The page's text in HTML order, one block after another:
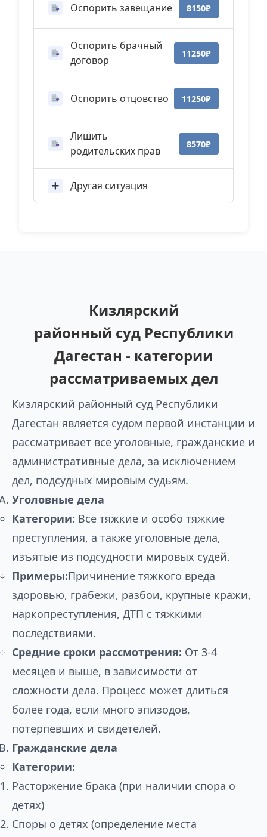
Оспорить завещание 8150₽
Оспорить брачный
договор
11250₽
Оспорить отцовство 11250₽
Лишить
родительских прав
8570₽
Другая ситуация
Кизлярский
районный суд Республики
Дагестан - категории
рассматриваемых дел
Кизлярский районный суд Республики
Дагестан является судом первой инстанции и
рассматривает все уголовные, гражданские и
административные дела, за исключением
дел, подсудных мировым судьям.
Уголовные дела
Категории: Все тяжкие и особо тяжкие
преступления, а также уголовные дела,
изъятые из подсудности мировых судей.
Примеры:Причинение тяжкого вреда
здоровью, грабежи, разбои, крупные кражи,
наркопреступления, ДТП с тяжкими
последствиями.
Средние сроки рассмотрения: От 3-4
месяцев и выше, в зависимости от
сложности дела. Процесс может длиться
более года, если много эпизодов,
потерпевших и свидетелей.
Гражданские дела
Категории:
Расторжение брака (при наличии спора о
детях)
Споры о детях (определение места